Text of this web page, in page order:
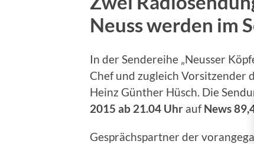
Neuss werden im
In der Sendereihe „Neusser
Chef und zugleich Vorsitzender
Heinz Günther Hüsch. Die
2015 ab 21.04 Uhr aufNews
Gesprächspartner der